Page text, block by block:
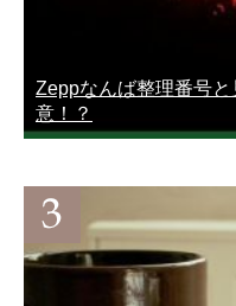
Zeppなんば整理番号
意！？